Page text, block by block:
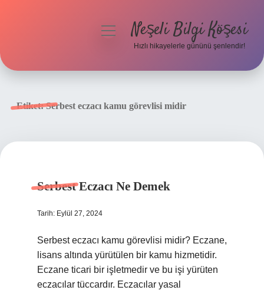
menüyüNeşeli Bilgi Köşesi
Hızlı hikayelerle gününü şenlendir!
Etiket:Serbest eczacı kamu görevlisi midir
Serbest Eczacı Ne Demek
Tarih: Eylül 27, 2024
Serbest eczacı kamu görevlisi midir? Eczane,
lisans altında yürütülen bir kamu hizmetidir.
Eczane ticari bir işletmedir ve bu işi yürüten
eczacılar tüccardır. Eczacılar yasal